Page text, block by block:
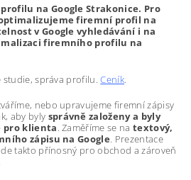
na Google Strakonice. Pro
firemní profil na
v Google vyhledávání i na
firemního profilu na
studie, správa profilu.Ceník.
nebo upravujeme firemní zápisy
aby byly správně založeny a byly
pro klienta. Zaměříme se na textový,
zápisu na Google. Prezentace
takto přínosný pro obchod a zároveň